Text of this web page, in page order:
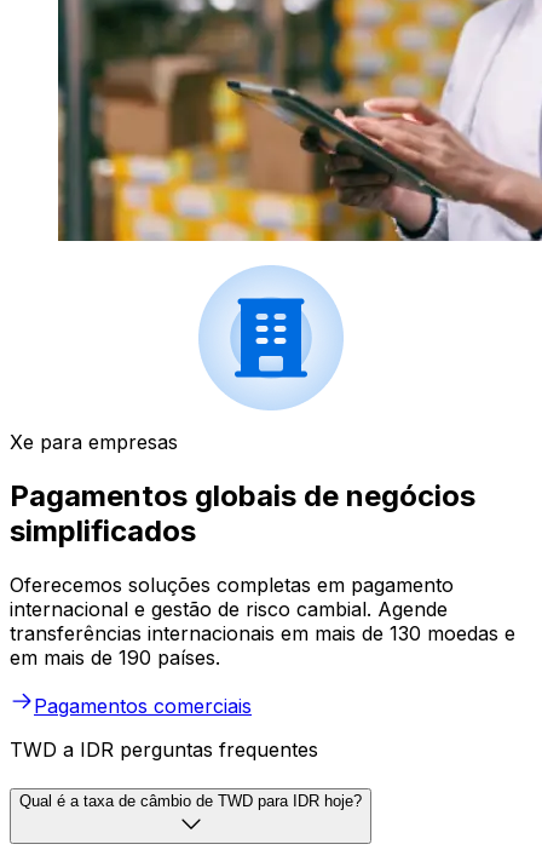
Xe para empresas
Pagamentos globais de negócios
simplificados
Oferecemos soluções completas em pagamento
internacional e gestão de risco cambial. Agende
transferências internacionais em mais de 130 moedas e
em mais de 190 países.
Pagamentos comerciais
TWD a IDR perguntas frequentes
Qual é a taxa de câmbio de TWD para IDR hoje?